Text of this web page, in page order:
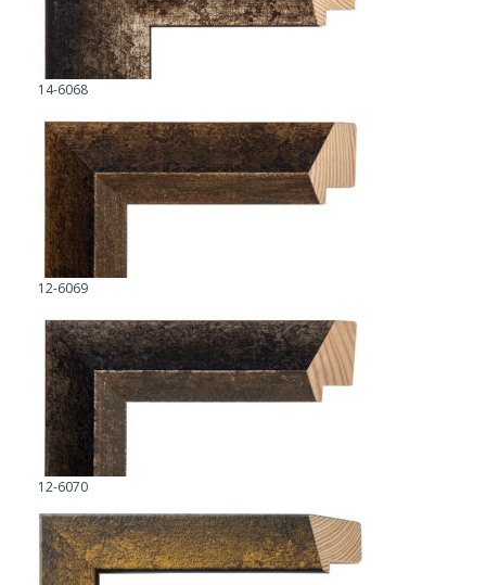
14-6068
12-6069
12-6070